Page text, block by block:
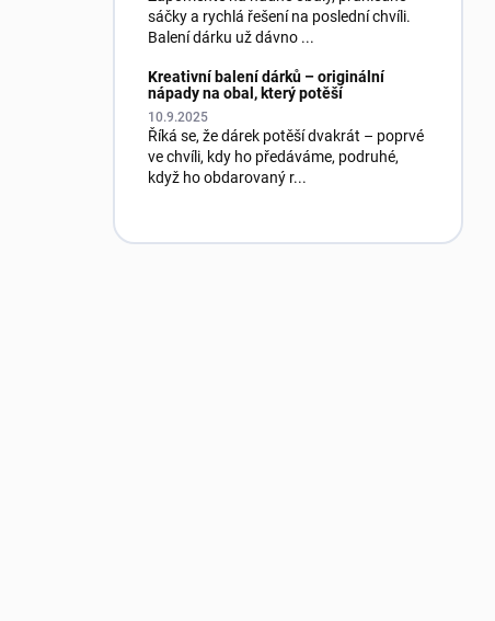
sáčky a rychlá řešení na poslední chvíli.
Balení dárku už dávno ...
Kreativní balení dárků – originální
nápady na obal, který potěší
10.9.2025
Říká se, že dárek potěší dvakrát – poprvé
ve chvíli, kdy ho předáváme, podruhé,
když ho obdarovaný r...